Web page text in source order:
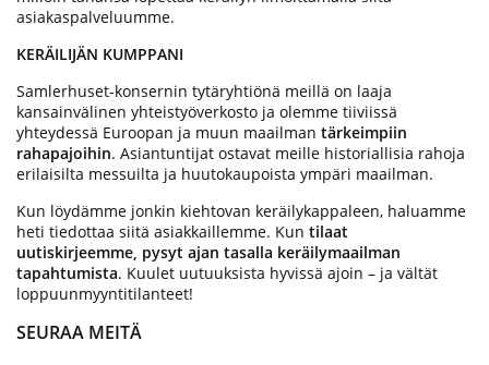
asiakaspalveluumme.
KERÄILIJÄN KUMPPANI
Samlerhuset-konsernin tytäryhtiönä meillä on laaja
kansainvälinen yhteistyöverkosto ja olemme tiiviissä
yhteydessä Euroopan ja muun maailman tärkeimpiin
rahapajoihin. Asiantuntijat ostavat meille historiallisia rahoja
erilaisilta messuilta ja huutokaupoista ympäri maailman.
Kun löydämme jonkin kiehtovan keräilykappaleen, haluamme
heti tiedottaa siitä asiakkaillemme. Kun tilaat
uutiskirjeemme, pysyt ajan tasalla keräilymaailman
tapahtumista. Kuulet uutuuksista hyvissä ajoin – ja vältät
loppuunmyyntitilanteet!
SEURAA MEITÄ